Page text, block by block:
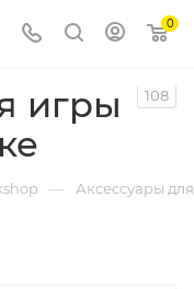
0
игры
108
— Аксессуары